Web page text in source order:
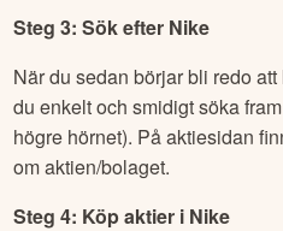
Steg 3: Sök efter Nike
När du sedan börjar bli redo
du enkelt och smidigt söka
högre hörnet). På aktiesidan
om aktien/bolaget.
Steg 4: Köp aktier i Nike